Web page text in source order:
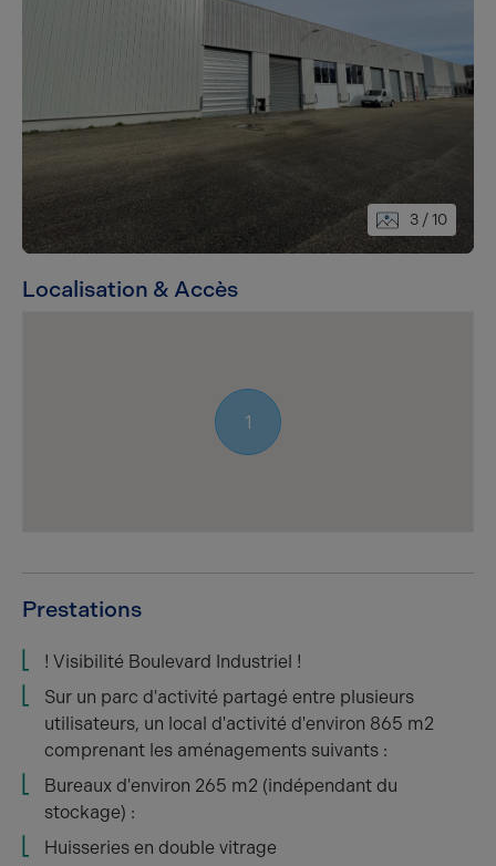
3 / 10
Localisation & Accès
1
Prestations
! Visibilité Boulevard Industriel !
Sur un parc d'activité partagé entre plusieurs
utilisateurs, un local d'activité d'environ 865 m2
comprenant les aménagements suivants :
Bureaux d'environ 265 m2 (indépendant du
stockage) :
Huisseries en double vitrage